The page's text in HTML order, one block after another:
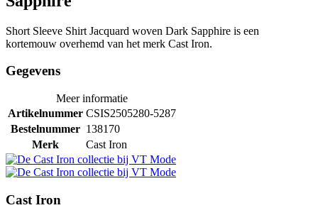
Short Sleeve Shirt Jacquard woven Dark Sapphire is een
kortemouw overhemd van het merk Cast Iron.
Gegevens
Meer informatie
Artikelnummer CSIS2505280-5287
Bestelnummer 138170
Merk
Cast Iron
Cast Iron